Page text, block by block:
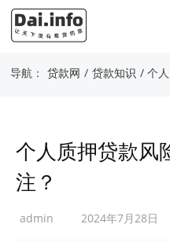
导航： 贷款网 / 贷款知识 / 个
个人质押贷款风
注？
admin 2024年7月28日